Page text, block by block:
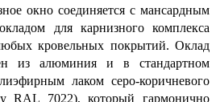
окно соединяется с мансардным
для карнизного комплекса
кровельных покрытий. Оклад
из алюминия и в стандартном
лаком серо-коричневого
RAL 7022), который гармонично